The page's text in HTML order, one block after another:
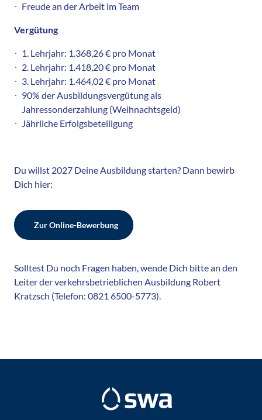
Freude an der Arbeit im Team
Vergütung
1. Lehrjahr: 1.368,26 € pro Monat
2. Lehrjahr: 1.418,20 € pro Monat
3. Lehrjahr: 1.464,02 € pro Monat
90% der Ausbildungsvergütung als
Jahressonderzahlung (Weihnachtsgeld)
Jährliche Erfolgsbeteiligung
Du willst 2027 Deine Ausbildung starten? Dann bewirb
Dich hier:
Zur Online-Bewerbung
Solltest Du noch Fragen haben, wende Dich bitte an den
Leiter der verkehrsbetrieblichen Ausbildung Robert
Kratzsch (Telefon: 0821 6500-5773).